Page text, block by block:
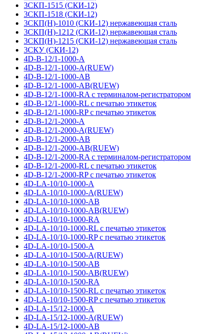
3СКП-1515 (СКИ-12)
3СКП-1518 (СКИ-12)
3СКП(Н)-1010 (СКИ-12) нержавеющая сталь
3СКП(Н)-1212 (СКИ-12) нержавеющая сталь
3СКП(Н)-1215 (СКИ-12) нержавеющая сталь
3СКУ (СКИ-12)
4D-B-12/1-1000-A
4D-B-12/1-1000-A(RUEW)
4D-B-12/1-1000-AB
4D-B-12/1-1000-AB(RUEW)
4D-B-12/1-1000-RA с терминалом-регистратором
4D-B-12/1-1000-RL с печатью этикеток
4D-B-12/1-1000-RP с печатью этикеток
4D-B-12/1-2000-A
4D-B-12/1-2000-A(RUEW)
4D-B-12/1-2000-AB
4D-B-12/1-2000-AB(RUEW)
4D-B-12/1-2000-RA с терминалом-регистратором
4D-B-12/1-2000-RL с печатью этикеток
4D-B-12/1-2000-RP с печатью этикеток
4D-LA-10/10-1000-A
4D-LA-10/10-1000-A(RUEW)
4D-LA-10/10-1000-AB
4D-LA-10/10-1000-AB(RUEW)
4D-LA-10/10-1000-RA
4D-LA-10/10-1000-RL с печатью этикеток
4D-LA-10/10-1000-RP с печатью этикеток
4D-LA-10/10-1500-A
4D-LA-10/10-1500-A(RUEW)
4D-LA-10/10-1500-AB
4D-LA-10/10-1500-AB(RUEW)
4D-LA-10/10-1500-RA
4D-LA-10/10-1500-RL с печатью этикеток
4D-LA-10/10-1500-RP с печатью этикеток
4D-LA-15/12-1000-A
4D-LA-15/12-1000-A(RUEW)
4D-LA-15/12-1000-AB